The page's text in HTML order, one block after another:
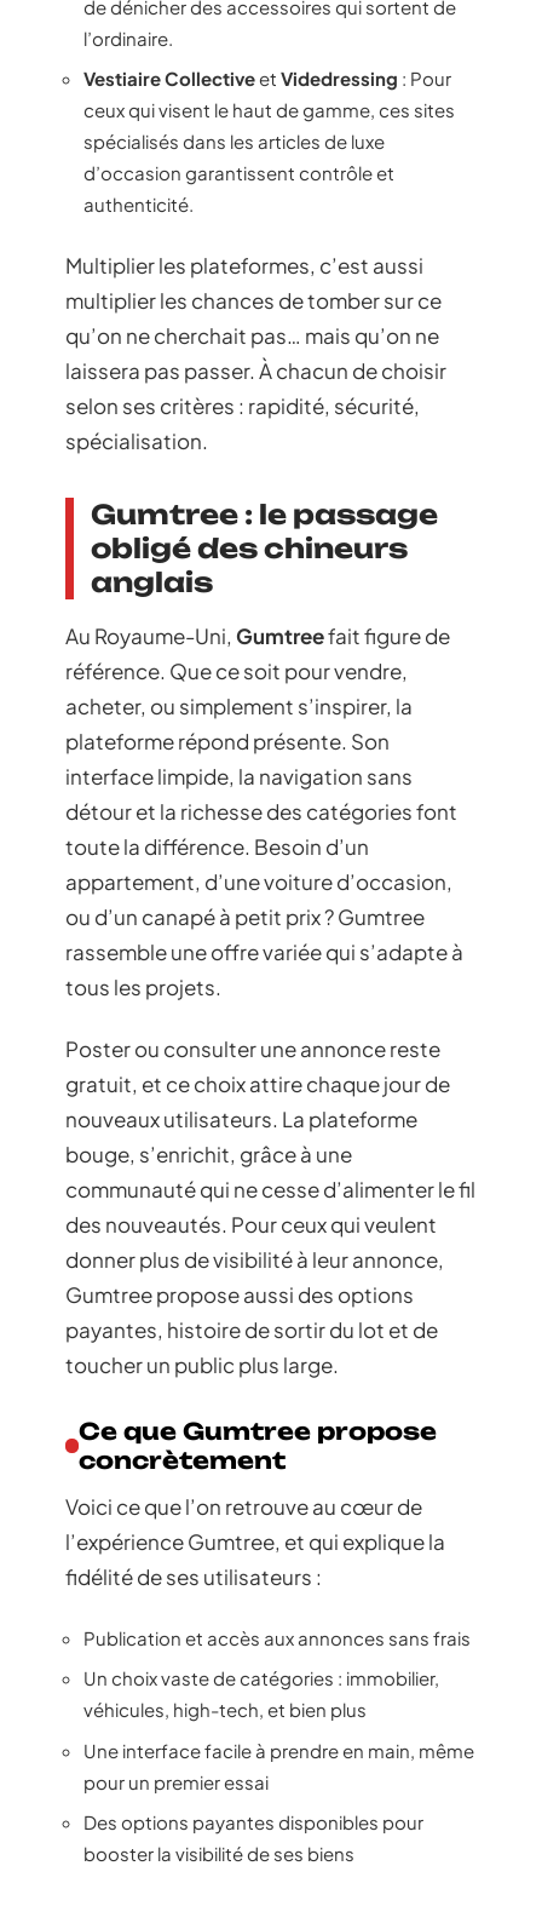
de dénicher des accessoires qui sortent de
l’ordinaire.
Vestiaire Collectiveet Videdressing : Pour
ceux qui visent le haut de gamme, ces sites
spécialisés dans les articles de luxe
d’occasion garantissent contrôle et
authenticité.
Multiplier les plateformes, c’est aussi
multiplier les chances de tomber sur ce
qu’on ne cherchait pas… mais qu’on ne
laissera pas passer. À chacun de choisir
selon ses critères : rapidité, sécurité,
spécialisation.
Gumtree : le passage
obligé des chineurs
anglais
Au Royaume-Uni, Gumtreefait figure de
référence. Que ce soit pour vendre,
acheter, ou simplement s’inspirer, la
plateforme répond présente. Son
interface limpide, la navigation sans
détour et la richesse des catégories font
toute la différence. Besoin d’un
appartement, d’une voiture d’occasion,
ou d’un canapé à petit prix ? Gumtree
rassemble une offre variée qui s’adapte à
tous les projets.
Poster ou consulter une annonce reste
gratuit, et ce choix attire chaque jour de
nouveaux utilisateurs. La plateforme
bouge, s’enrichit, grâce à une
communauté qui ne cesse d’alimenter le fil
des nouveautés. Pour ceux qui veulent
donner plus de visibilité à leur annonce,
Gumtree propose aussi des options
payantes, histoire de sortir du lot et de
toucher un public plus large.
Ce que Gumtree propose
concrètement
Voici ce que l’on retrouve au cœur de
l’expérience Gumtree, et qui explique la
fidélité de ses utilisateurs :
Publication et accès aux annonces sans frais
Un choix vaste de catégories : immobilier,
véhicules, high-tech, et bien plus
Une interface facile à prendre en main, même
pour un premier essai
Des options payantes disponibles pour
booster la visibilité de ses biens